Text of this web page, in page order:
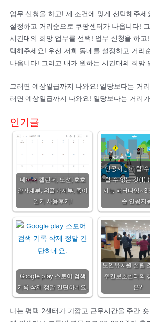
업무 신청을 하고! 제 조건에 맞게 선택해주세
설정하고 거리순으로 쿠팡센터가 나옵니다!
시간대의 희망 업무를 선택! 업무 신청을 하고
택해주세요! 우선 저희 동네를 설정하고 거리
나옵니다! 그리고 내가 원하는 시간대의 희망
그러면 예상일급까지 나와요! 일당보다는 거
러면 예상일급까지 나와요! 일당보다는 거리
인기글
네이버 캘린더, 노션, 호호
양가계부, 위플가계부, 종이
일기 사용후기!
인공지능이 할
할 수 없는 것(1)
지능 패러다임~3
습 인공지
Google play 스토어 검색
기록 삭제 정말 간단하네요.
노인유치원 설립
주간보호센터의
은?
나는 평택 2센터가 가깝고 근무시간을 주간